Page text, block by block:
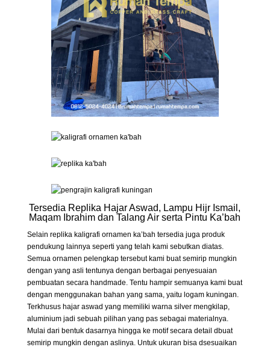
Tersedia Replika Hajar Aswad, Lampu Hijr Ismail,
Maqam Ibrahim dan Talang Air serta Pintu Ka’bah
Selain replika kaligrafi ornamen ka’bah tersedia juga produk
pendukung lainnya seperti yang telah kami sebutkan diatas.
Semua ornamen pelengkap tersebut kami buat semirip mungkin
dengan yang asli tentunya dengan berbagai penyesuaian
pembuatan secara handmade. Tentu hampir semuanya kami buat
dengan menggunakan bahan yang sama, yaitu logam kuningan.
Terkhusus hajar aswad yang memiliki warna silver mengkilap,
aluminium jadi sebuah pilihan yang pas sebagai materialnya.
Mulai dari bentuk dasarnya hingga ke motif secara detail dbuat
semirip mungkin dengan aslinya. Untuk ukuran bisa dsesuaikan